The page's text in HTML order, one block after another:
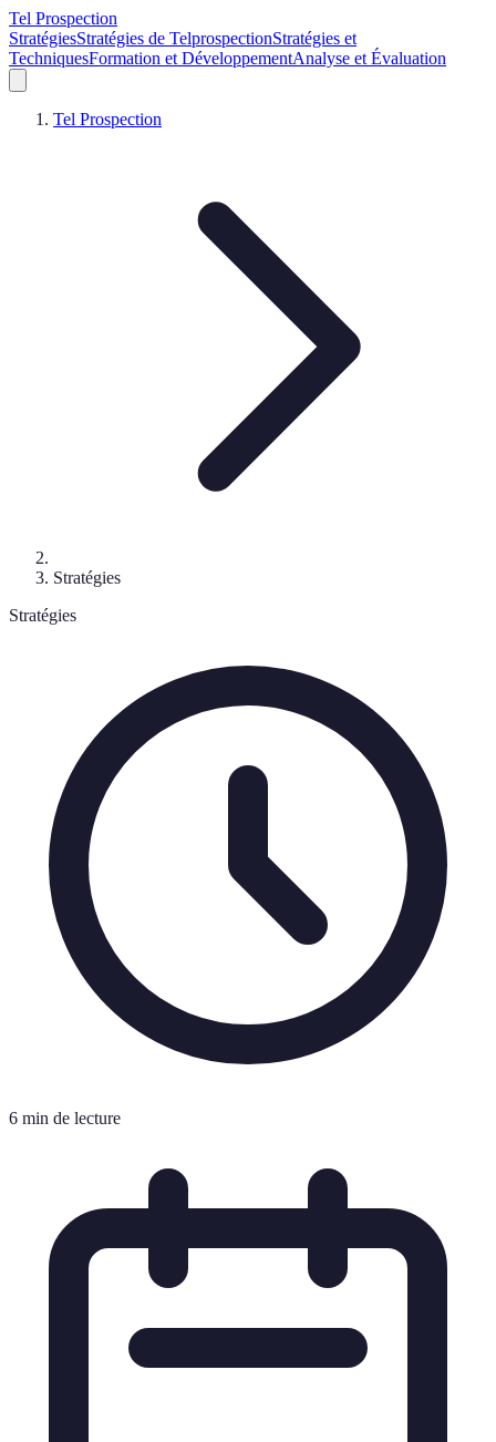
Tel Prospection
StratégiesStratégies de TelprospectionStratégies et
TechniquesFormation et DéveloppementAnalyse et Évaluation
Tel Prospection
Stratégies
Stratégies
6 min de lecture